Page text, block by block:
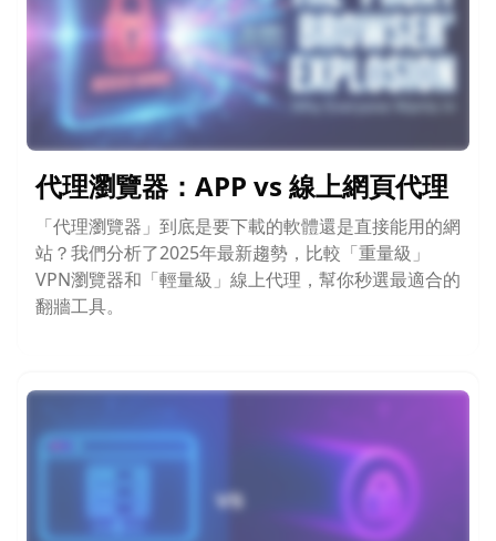
代理瀏覽器：APP vs 線上網頁代理
「代理瀏覽器」到底是要下載的軟體還是直接能用的網
站？我們分析了2025年最新趨勢，比較「重量級」
VPN瀏覽器和「輕量級」線上代理，幫你秒選最適合的
翻牆工具。